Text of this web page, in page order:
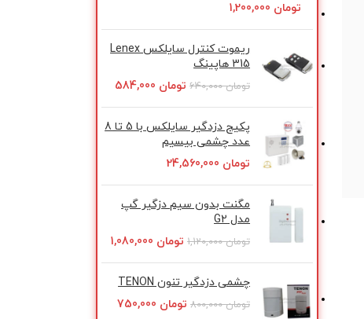
تومان
ریموت کنترل سایلکس Lenex
315 هاپینگ
تومان640,000 تومان
پکیج دزدگیر سایلکس با 5 تا 8
عدد چشمی بیسیم
تومان
مگنت بدون سیم دزگیر گپ
مدل G2
تومان1,120,000 تومان
چشمی دزدگیر تنون TENON
تومان800,000 تومان